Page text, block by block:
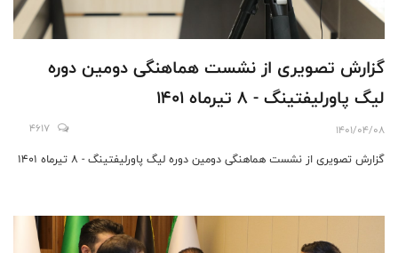
گزارش تصویری از نشست هماهنگی دومین دوره
لیگ پاورلیفتینگ - 8 تیرماه 1401
1401/04/08
4617
گزارش تصویری از نشست هماهنگی دومین دوره لیگ پاورلیفتینگ - 8 تیرماه 1401